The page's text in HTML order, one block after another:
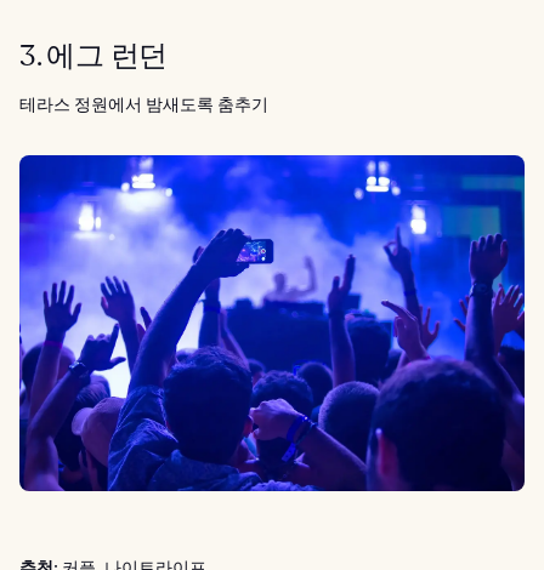
3. 에그 런던
테라스 정원에서 밤새도록 춤추기